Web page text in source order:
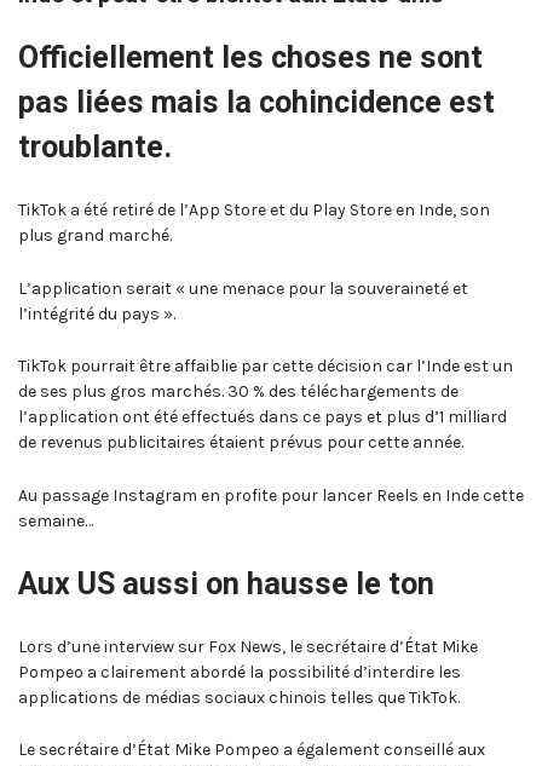
Officiellement les choses ne sont
pas liées mais la cohincidence est
troublante.
TikTok a été retiré de l’App Store et du Play Store en Inde, son
plus grand marché.
L’application serait « une menace pour la souveraineté et
l’intégrité du pays ».
TikTok pourrait être affaiblie par cette décision car l’Inde est un
de ses plus gros marchés. 30 % des téléchargements de
l’application ont été effectués dans ce pays et plus d’1 milliard
de revenus publicitaires étaient prévus pour cette année.
Au passage Instagram en profite pour lancer Reels en Inde cette
semaine…
Aux US aussi on hausse le ton
Lors d’une interview sur Fox News, le secrétaire d’État Mike
Pompeo a clairement abordé la possibilité d’interdire les
applications de médias sociaux chinois telles que TikTok.
Le secrétaire d’État Mike Pompeo a également conseillé aux